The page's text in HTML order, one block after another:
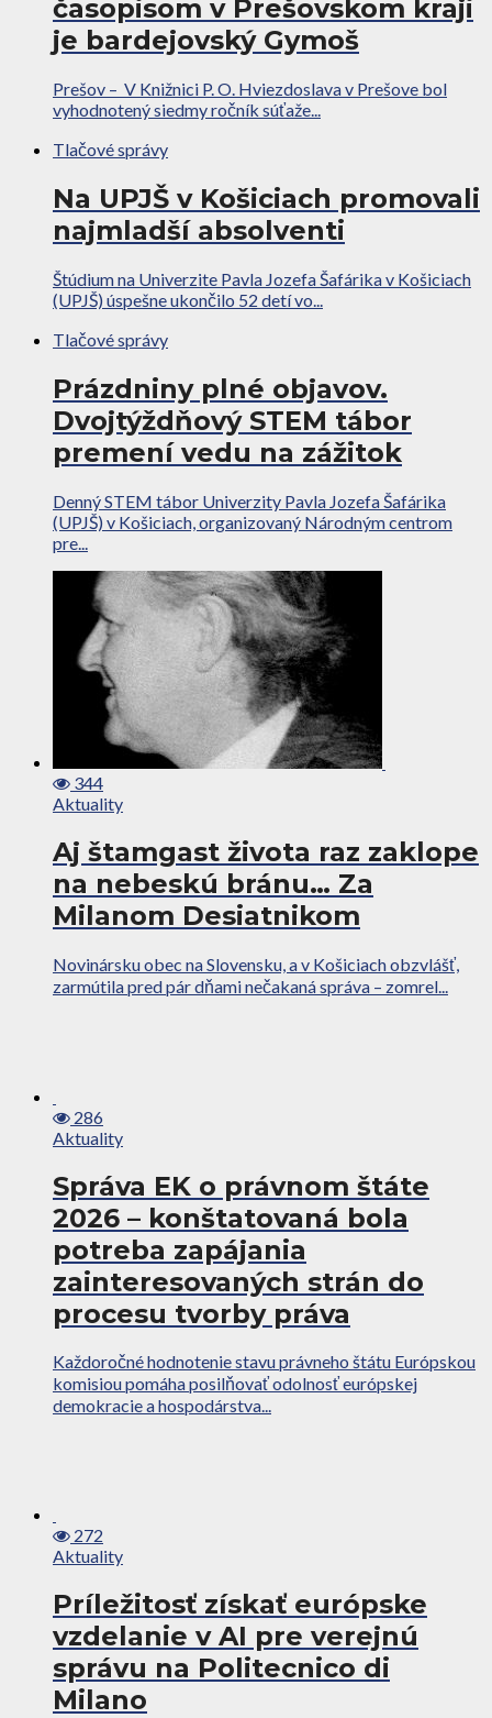
časopisom v Prešovskom kraji
je bardejovský Gymoš
Prešov – V Knižnici P. O. Hviezdoslava v Prešove bol
vyhodnotený siedmy ročník súťaže...
Tlačové správy
Na UPJŠ v Košiciach promovali
najmladší absolventi
Štúdium na Univerzite Pavla Jozefa Šafárika v Košiciach
(UPJŠ) úspešne ukončilo 52 detí vo...
Tlačové správy
Prázdniny plné objavov.
Dvojtýždňový STEM tábor
premení vedu na zážitok
Denný STEM tábor Univerzity Pavla Jozefa Šafárika
(UPJŠ) v Košiciach, organizovaný Národným centrom
pre...
344
Aktuality
Aj štamgast života raz zaklope
na nebeskú bránu… Za
Milanom Desiatnikom
Novinársku obec na Slovensku, a v Košiciach obzvlášť,
zarmútila pred pár dňami nečakaná správa – zomrel...
286
Aktuality
Správa EK o právnom štáte
2026 – konštatovaná bola
potreba zapájania
zainteresovaných strán do
procesu tvorby práva
Každoročné hodnotenie stavu právneho štátu Európskou
komisiou pomáha posilňovať odolnosť európskej
demokracie a hospodárstva...
272
Aktuality
Príležitosť získať európske
vzdelanie v AI pre verejnú
správu na Politecnico di
Milano